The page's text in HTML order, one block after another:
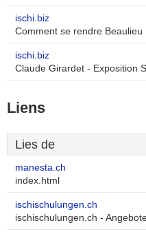
ischi.biz
Comment se rendre Beaulieu
ischi.biz
Claude Girardet - Exposition
Liens
Lies de
manesta.ch
index.html
ischischulungen.ch
ischischulungen.ch -